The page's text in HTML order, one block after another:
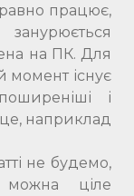
працює,
​​на ПК. Для
момент існує
і
це, наприклад
не будемо,
ціле